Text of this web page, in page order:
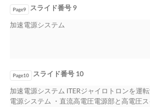
研究開発機構（QST)と共に高周波加熱装置ジ
加速電源の開発・供給でこのプロジェクトに
Plasma Fusion Res.Vol.97, No.2 (2021) ITER
トカマク棟内部 核融合のKey Deviceである
加速電源
Page9 スライド番号 9
加速電源システム
Page10 スライド番号 10
加速電源システム ITERジャイロトロンを運
電源システム ・直流高電圧電源部と高電圧